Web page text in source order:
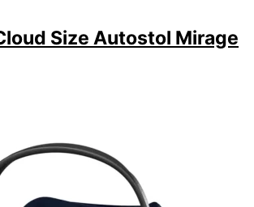
Size Autostol Mirage